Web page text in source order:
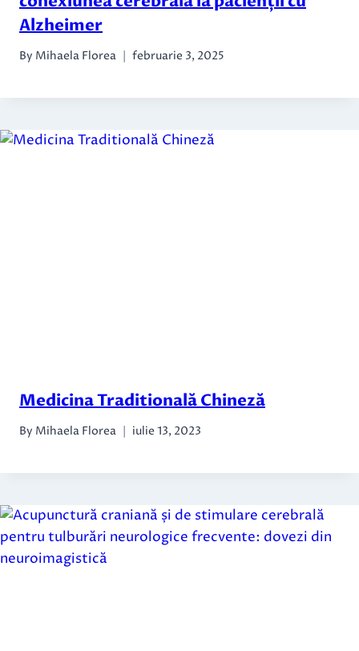
Alzheimer
By Mihaela Florea februarie 3, 2025
Medicina Traditională Chineză
By Mihaela Florea iulie 13, 2023